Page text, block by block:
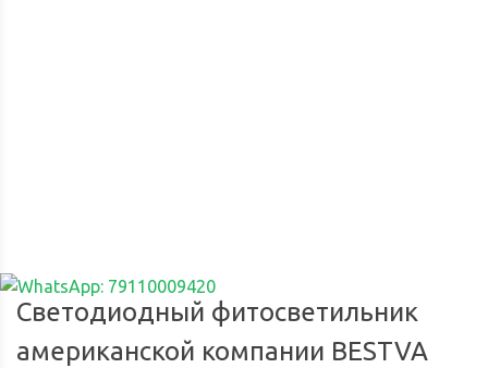
Светодиодный фитосветильник
американской компании BESTVA